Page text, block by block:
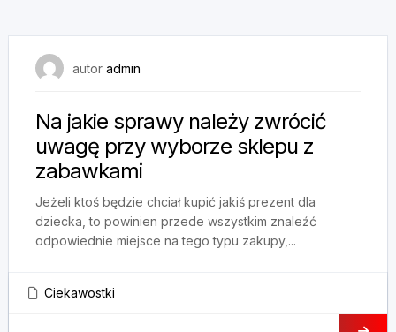
autor admin
Na jakie sprawy należy zwrócić
uwagę przy wyborze sklepu z
zabawkami
Jeżeli ktoś będzie chciał kupić jakiś prezent dla
dziecka, to powinien przede wszystkim znaleźć
odpowiednie miejsce na tego typu zakupy,...
Ciekawostki